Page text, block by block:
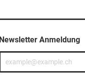
Newsletter Anmeldung